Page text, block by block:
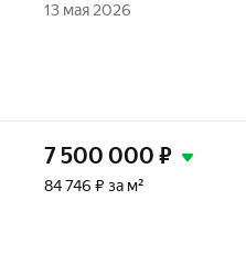
13 мая 2026
7 500 000 ₽
84 746 ₽ за м²